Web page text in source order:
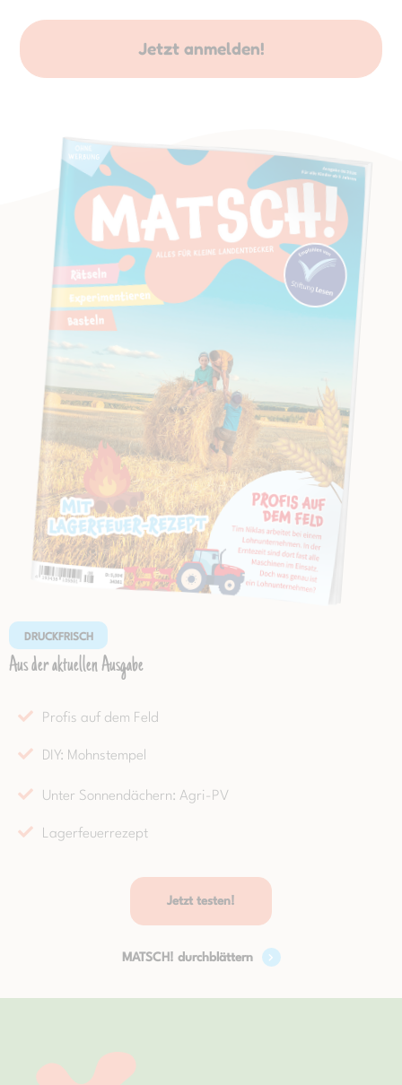
DRUCKFRISCH
Aus der aktuellen Ausgabe
Profis auf dem Feld
DIY: Mohnstempel
Unter Sonnendächern: Agri-PV
Lagerfeuerrezept
Jetzt testen!
MATSCH! durchblättern